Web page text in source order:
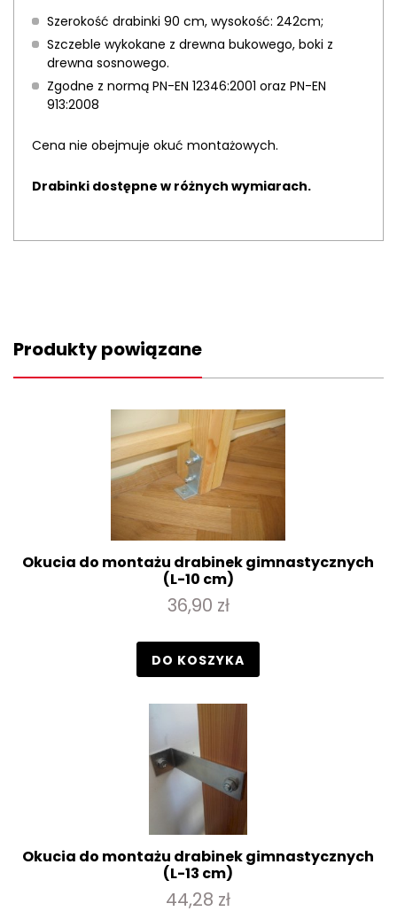
Szerokość drabinki 90 cm, wysokość: 242cm;
Szczeble wykokane z drewna bukowego, boki z
drewna sosnowego.
Zgodne z normą PN-EN 12346:2001 oraz PN-EN
913:2008
Cena nie obejmuje okuć montażowych.
Drabinki dostępne w różnych wymiarach.
Produkty powiązane
Okucia do montażu drabinek gimnastycznych
(L-10 cm)
36,90 zł
DO KOSZYKA
Okucia do montażu drabinek gimnastycznych
(L-13 cm)
44,28 zł